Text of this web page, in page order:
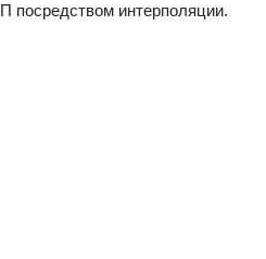
посредством интерполяции.